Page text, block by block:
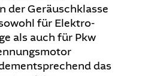
der Geräuschklasse
für Elektro-
als auch für Pkw
das